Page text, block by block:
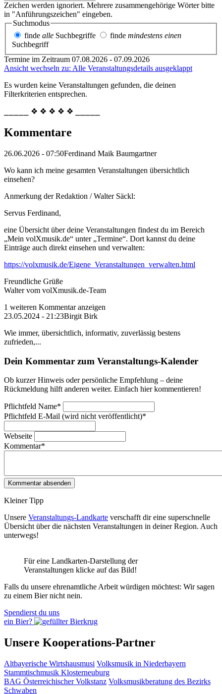
Zeichen werden ignoriert. Mehrere zusammengehörige Wörter bitte
in "Anführungszeichen" eingeben.
Suchmodus
finde alle Suchbegriffe finde mindestens einen
Suchbegriff
Termine im Zeitraum 07.08.2026 - 07.09.2026
Ansicht wechseln zu: Alle Veranstaltungsdetails ausgeklappt
Es wurden keine Veranstaltungen gefunden, die deinen
Filterkriterien entsprechen.
⎯⎯⎯⎯⎯ ❖ ❖ ❖ ❖ ❖ ⎯⎯⎯⎯⎯
Kommentare
26.06.2026 - 07:50Ferdinand Maik Baumgartner
Wo kann ich meine gesamten Veranstaltungen übersichtlich
einsehen?
Anmerkung der Redaktion /Walter Säckl:
Servus Ferdinand,
eine Übersicht über deine Veranstaltungen findest du im Bereich
„Mein volXmusik.de“ unter „Termine“. Dort kannst du deine
Einträge auch direkt einsehen und verwalten:
https://volxmusik.de/Eigene_Veranstaltungen_verwalten.html
Freundliche Grüße
Walter vom volXmusik.de-Team
1 weiteren Kommentar anzeigen
23.05.2024 - 21:23Birgit Birk
Wie immer, übersichtlich, informativ, zuverlässig bestens
zufrieden,...
Dein Kommentar zum Veranstaltungs-Kalender
Ob kurzer Hinweis oder persönliche Empfehlung – deine
Rückmeldung hilft anderen weiter. Einfach hier kommentieren!
Pflichtfeld Name*
Pflichtfeld E-Mail (wird nicht veröffentlicht)*
Webseite
Kommentar*
Kleiner Tipp
Unsere Veranstaltungs-Landkarte verschafft dir eine superschnelle
Übersicht über die nächsten Veranstaltungen in deiner Region. Auch
unterwegs!
Für eine Landkarten-Darstellung der
Veranstaltungen klicke auf das Bild!
Falls du unsere ehrenamtliche Arbeit würdigen möchtest: Wir sagen
zu einem Bier nicht nein.
Spendierst du uns
ein Bier?
Unsere Kooperations-Partner
Altbayerische Wirtshausmusi Volksmusik in Niederbayern
Stammtischmusik Klosterneuburg
BAG Österreichischer Volkstanz Volksmusikberatung des Bezirks
Schwaben